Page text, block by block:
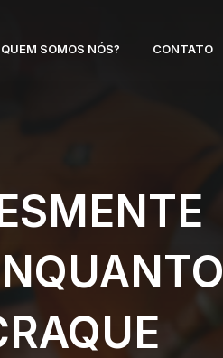
QUEM SOMOS NÓS? CONTATO